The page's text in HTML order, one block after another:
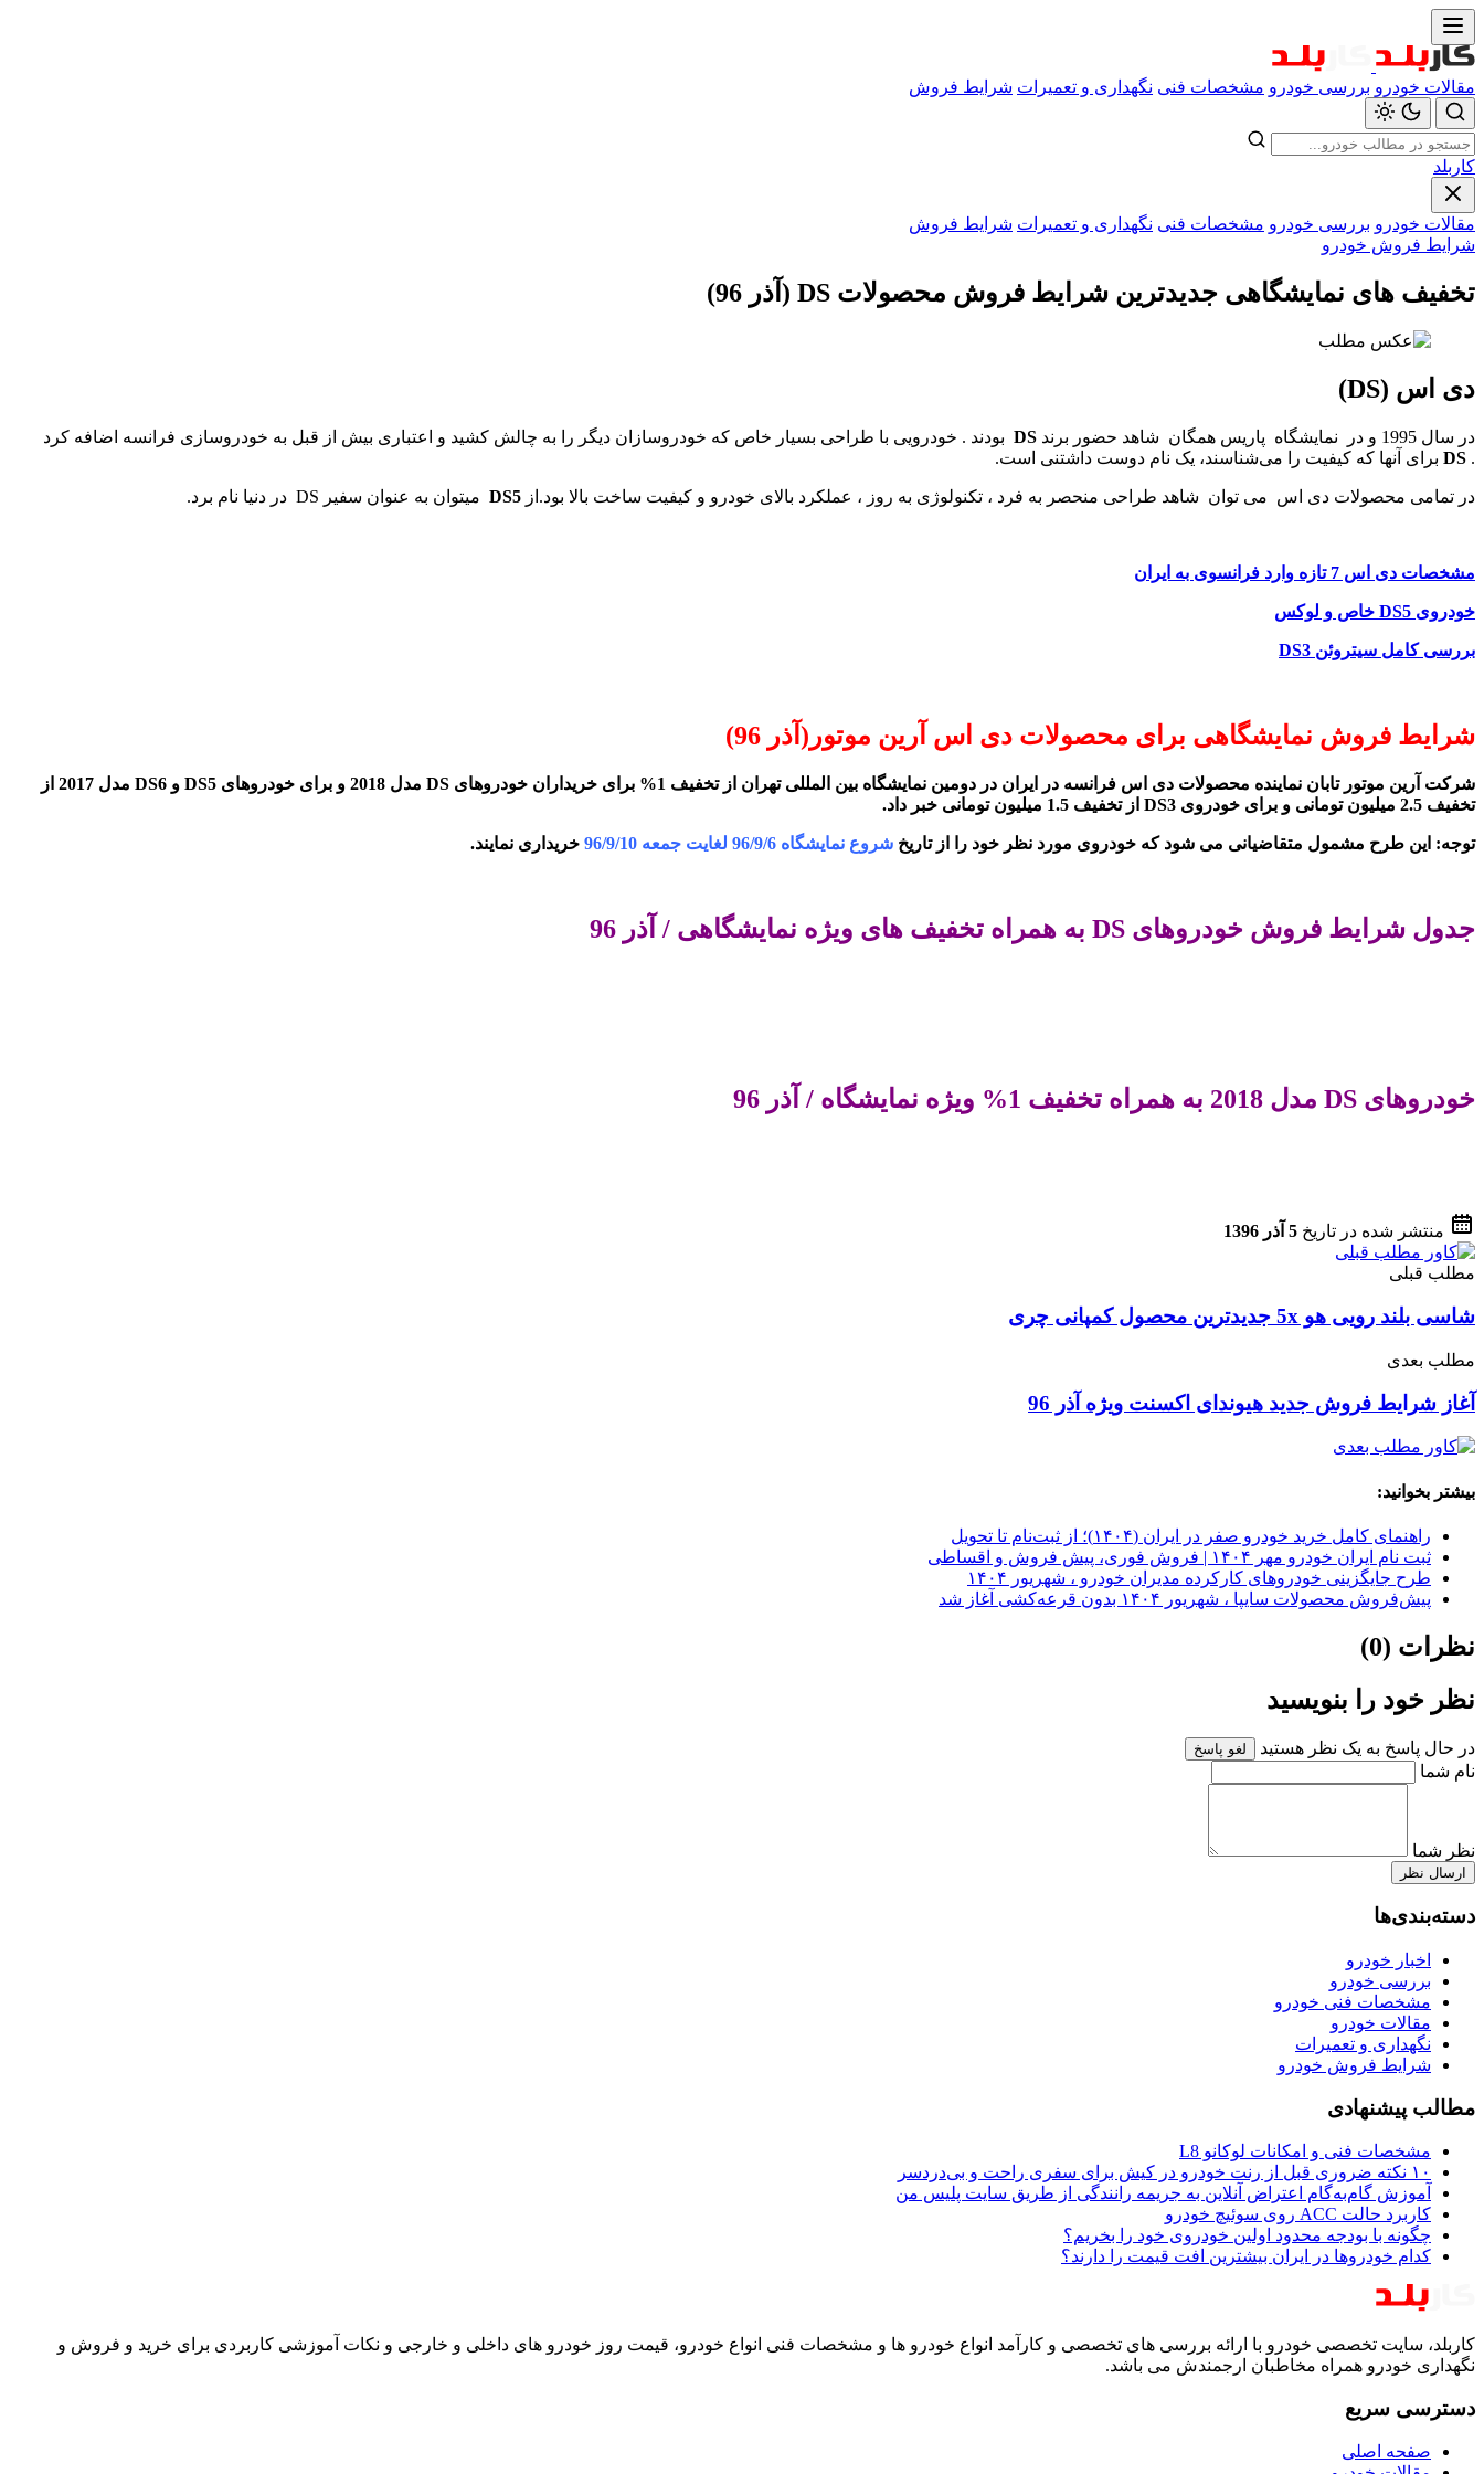
مقالات خودرو بررسی خودرو مشخصات فنی نگهداری و تعمیرات شرایط فروش
کاربلد
مقالات خودرو بررسی خودرو مشخصات فنی نگهداری و تعمیرات شرایط فروش
شرایط فروش خودرو
تخفیف های نمایشگاهی جدیدترین شرایط فروش محصولات DS (آذر 96)
دی اس (DS)
در سال 1995 و در نمایشگاه پاریس همگان شاهد حضور برند DS بودند . خودرویی با طراحی بسیار خاص که خودروسازان دیگر را به چالش کشید و اعتباری بیش از قبل به خودروسازی فرانسه اضافه کرد
.
DS برای آنها که کیفیت را می‌شناسند، یک نام دوست داشتنی است.
در تمامی محصولات دی اس می توان شاهد طراحی منحصر به فرد ، تکنولوژی به روز ، عملکرد بالای خودرو و کیفیت ساخت بالا بود.از میتوان به عنوان سفیر DS در دنیا نام برد.
مشخصات دی اس 7 تازه وارد فرانسوی به ایران
خودروی DS5 خاص و لوکس
بررسی کامل سیتروئن DS3
شرایط فروش نمایشگاهی برای محصولات دی اس آرین موتور(آذر 96)
شرکت آرین موتور تابان نماینده محصولات دی اس فرانسه در ایران در دومین نمایشگاه بین المللی تهران از تخفیف 1% برای خریداران خودروهای DS مدل 2018 و برای خودروهای DS5 و DS6 مدل 2017 از
تخفیف 2.5 میلیون تومانی و برای خودروی DS3 از تخفیف 1.5 میلیون تومانی خبر داد.
توجه: این طرح مشمول متقاضیانی می شود که خودروی مورد نظر خود را از تاریخ شروع نمایشگاه 96/9/6 لغایت جمعه 96/9/10 خریداری نمایند.
جدول شرایط فروش خودروهای DS به همراه تخفیف های ویژه نمایشگاهی / آذر 96
خودروهای DS مدل 2018 به همراه تخفیف 1% ویژه نمایشگاه / آذر 96
منتشر شده در تاریخ 5 آذر 1396
مطلب قبلی
شاسی بلند رویی هو 5x جدیدترین محصول کمپانی چری
مطلب بعدی
آغاز شرایط فروش جدید هیوندای اکسنت ویژه آذر 96
بیشتر بخوانید:
راهنمای کامل خرید خودرو صفر در ایران (۱۴۰۴)؛ از ثبت‌نام تا تحویل
ثبت نام ایران خودرو مهر ۱۴۰۴ | فروش فوری، پیش فروش و اقساطی
طرح جایگزینی خودروهای کارکرده مدیران خودرو ، شهریور ۱۴۰۴
پیش‌فروش محصولات سایپا ، شهریور ۱۴۰۴ بدون قرعه‌کشی آغاز شد
نظرات (0)
نظر خود را بنویسید
در حال پاسخ به یک نظر هستید لغو پاسخ
نام شما
نظر شما
ارسال نظر
دسته‌بندی‌ها
اخبار خودرو
بررسی خودرو
مشخصات فنی خودرو
مقالات خودرو
نگهداری و تعمیرات
شرایط فروش خودرو
مطالب پیشنهادی
مشخصات فنی و امکانات لوکانو L8
۱۰ نکته ضروری قبل از رنت خودرو در کیش برای سفری راحت و بی‌دردسر
آموزش گام‌به‌گام اعتراض آنلاین به جریمه رانندگی از طریق سایت پلیس من
کاربرد حالت ACC روی سوئیچ خودرو
چگونه با بودجه محدود اولین خودروی خود را بخریم؟
کدام خودروها در ایران بیشترین افت قیمت را دارند؟
کاربلد، سایت تخصصی خودرو با ارائه بررسی های تخصصی و کارآمد انواع خودرو ها و مشخصات فنی انواع خودرو، قیمت روز خودرو های داخلی و خارجی و نکات آموزشی کاربردی برای خرید و فروش و
نگهداری خودرو همراه مخاطبان ارجمندش می باشد.
دسترسی سریع
صفحه اصلی